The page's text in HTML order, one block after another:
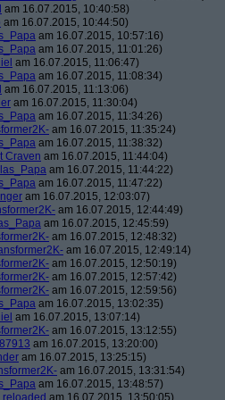
am 16.07.2015, 10:40:58)
am 16.07.2015, 10:44:50)
am 16.07.2015, 10:57:16)
am 16.07.2015, 11:01:26)
am 16.07.2015, 11:06:47)
am 16.07.2015, 11:08:34)
am 16.07.2015, 11:13:06)
am 16.07.2015, 11:30:04)
am 16.07.2015, 11:34:26)
am 16.07.2015, 11:35:24)
am 16.07.2015, 11:38:32)
Craven am 16.07.2015, 11:44:04)
am 16.07.2015, 11:44:22)
am 16.07.2015, 11:47:22)
am 16.07.2015, 12:03:07)
am 16.07.2015, 12:44:49)
am 16.07.2015, 12:45:59)
am 16.07.2015, 12:48:32)
am 16.07.2015, 12:49:14)
am 16.07.2015, 12:50:19)
am 16.07.2015, 12:57:42)
am 16.07.2015, 12:59:56)
am 16.07.2015, 13:02:35)
am 16.07.2015, 13:07:14)
am 16.07.2015, 13:12:55)
am 16.07.2015, 13:20:00)
am 16.07.2015, 13:25:15)
am 16.07.2015, 13:31:54)
am 16.07.2015, 13:48:57)
am 16.07.2015, 13:50:05)